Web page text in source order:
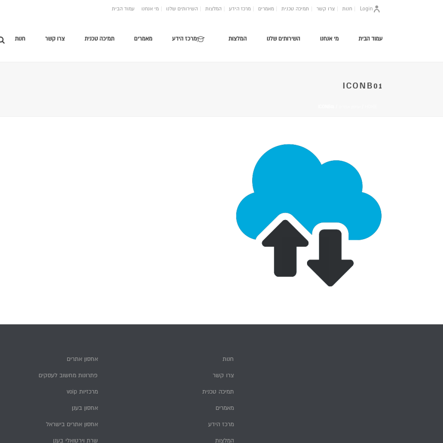
חנות צרו קשר תמיכה טכנית מאמרים מרכז הידע המלצות השירותים שלנו מי אנחנו עמוד הבית Login
חנות צרו קשר תמיכה טכנית מאמרים מרכז הידע המלצות השירותים שלנו מי אנחנו עמוד הבית
ICONB01
אחסון אתרים
פתרונות מחשוב לעסקים
מרכזיות voip
אחסון בענן
אחסון אתרים בישראל
שרת וירטואלי בענן
חנות
צרו קשר
תמיכה טכנית
מאמרים
מרכז הידע
המלצות